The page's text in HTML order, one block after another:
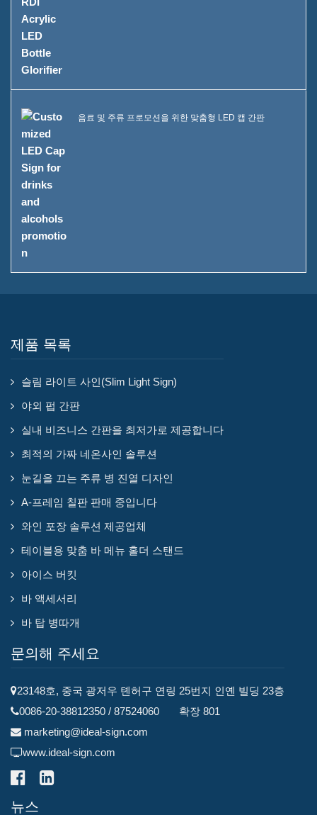
음료 및 주류 프로모션을 위한 맞춤형 LED 캡 간판
제품 목록
슬림 라이트 사인(Slim Light Sign)
야외 펍 간판
실내 비즈니스 간판을 최저가로 제공합니다
최적의 가짜 네온사인 솔루션
눈길을 끄는 주류 병 진열 디자인
A-프레임 칠판 판매 중입니다
와인 포장 솔루션 제공업체
테이블용 맞춤 바 메뉴 홀더 스탠드
아이스 버킷
바 액세서리
바 탑 병따개
문의해 주세요
23148호, 중국 광저우 톈허구 연링 25번지 인옌 빌딩 23층
0086-20-38812350 / 87524060 확장 801
marketing@ideal-sign.com
www.ideal-sign.com
뉴스